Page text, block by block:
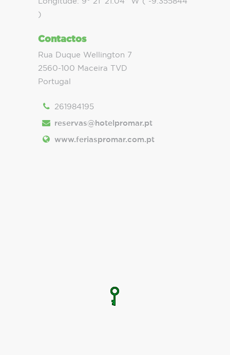
)
Contactos
Rua Duque Wellington 7
2560-100 Maceira TVD
Portugal
261984195
reservas@hotelpromar.pt
www.feriaspromar.com.pt